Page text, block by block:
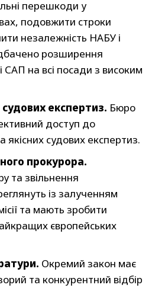
перешкоди у
подовжити строки
незалежність НАБУ і
розширення
САП на всі посади з високим
експертиз. Бюро
доступ до
судових експертиз.
прокурора.
та звільнення
із залученням
та мають зробити
європейських
Окремий закон має
та конкурентний відбір